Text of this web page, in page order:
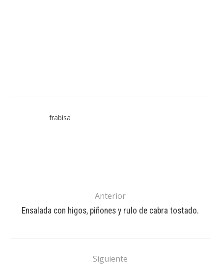
frabisa
Anterior
Ensalada con higos, piñones y rulo de cabra tostado.
Siguiente